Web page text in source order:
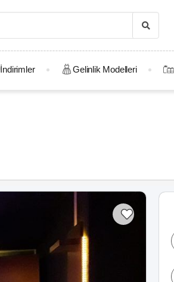
İndirimler Gelinlik Modelleri